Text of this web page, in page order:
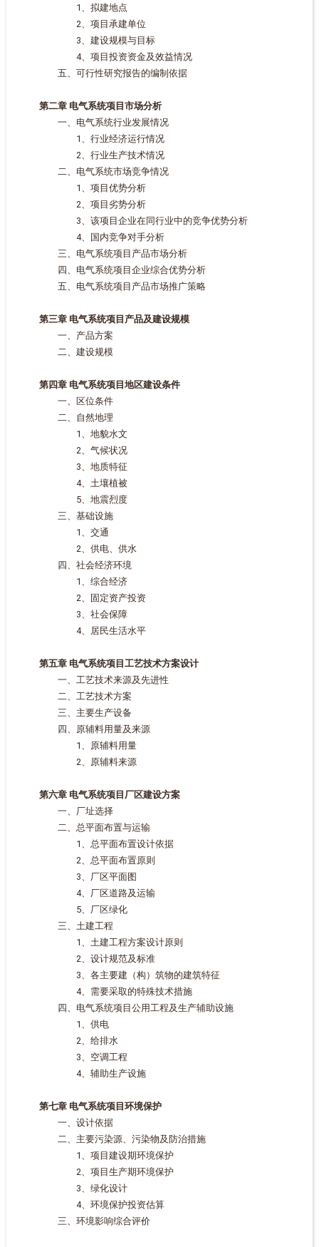
1、拟建地点
2、项目承建单位
3、建设规模与目标
4、项目投资资金及效益情况
五、可行性研究报告的编制依据
第二章 电气系统项目市场分析
一、电气系统行业发展情况
1、行业经济运行情况
2、行业生产技术情况
二、电气系统市场竞争情况
1、项目优势分析
2、项目劣势分析
3、该项目企业在同行业中的竞争优势分析
4、国内竞争对手分析
三、电气系统项目产品市场分析
四、电气系统项目企业综合优势分析
五、电气系统项目产品市场推广策略
第三章 电气系统项目产品及建设规模
一、产品方案
二、建设规模
第四章 电气系统项目地区建设条件
一、区位条件
二、自然地理
1、地貌水文
2、气候状况
3、地质特征
4、土壤植被
5、地震烈度
三、基础设施
1、交通
2、供电、供水
四、社会经济环境
1、综合经济
2、固定资产投资
3、社会保障
4、居民生活水平
第五章 电气系统项目工艺技术方案设计
一、工艺技术来源及先进性
二、工艺技术方案
三、主要生产设备
四、原辅料用量及来源
1、原辅料用量
2、原辅料来源
第六章 电气系统项目厂区建设方案
一、厂址选择
二、总平面布置与运输
1、总平面布置设计依据
2、总平面布置原则
3、厂区平面图
4、厂区道路及运输
5、厂区绿化
三、土建工程
1、土建工程方案设计原则
2、设计规范及标准
3、各主要建（构）筑物的建筑特征
4、需要采取的特殊技术措施
四、电气系统项目公用工程及生产辅助设施
1、供电
2、给排水
3、空调工程
4、辅助生产设施
第七章 电气系统项目环境保护
一、设计依据
二、主要污染源、污染物及防治措施
1、项目建设期环境保护
2、项目生产期环境保护
3、绿化设计
4、环境保护投资估算
三、环境影响综合评价